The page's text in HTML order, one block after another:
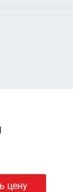
цену